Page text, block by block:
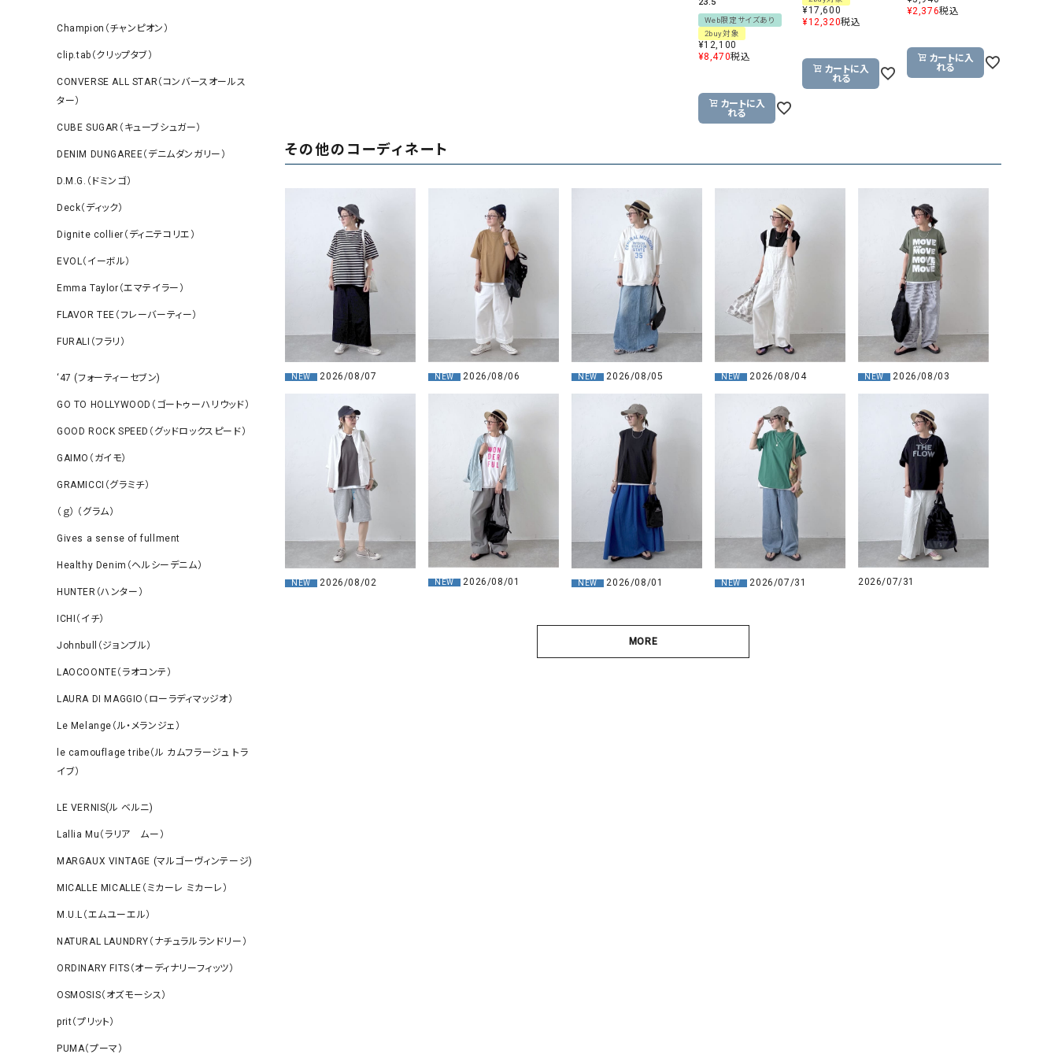
Champion（チャンピオン）
clip.tab（クリップタブ）
CONVERSE ALL STAR（コンバースオールス
ター）
CUBE SUGAR（キューブシュガー）
DENIM DUNGAREE（デニムダンガリー）
D.M.G.（ドミンゴ）
Deck（ディック）
Dignite collier（ディニテコリエ）
EVOL（イーボル）
Emma Taylor（エマテイラー）
FLAVOR TEE（フレーバーティー）
FURALI（フラリ）
‘47 (フォーティーセブン)
GO TO HOLLYWOOD（ゴートゥーハリウッド）
GOOD ROCK SPEED（グッドロックスピード）
GAIMO（ガイモ）
GRAMICCI（グラミチ）
（ｇ） （グラム）
Gives a sense of fullment
Healthy Denim（ヘルシーデニム）
HUNTER（ハンター）
ICHI（イチ）
Johnbull（ジョンブル）
LAOCOONTE（ラオコンテ）
LAURA DI MAGGIO（ローラディマッジオ）
Le Melange（ル・メランジェ）
le camouflage tribe（ル カムフラージュ トラ
イブ）
LE VERNIS(ル ベルニ)
Lallia Mu（ラリア ムー）
MARGAUX VINTAGE (マルゴーヴィンテージ)
MICALLE MICALLE（ミカーレ ミカーレ）
M.U.L（エムユーエル）
NATURAL LAUNDRY（ナチュラルランドリー）
ORDINARY FITS（オーディナリーフィッツ）
OSMOSIS（オズモーシス）
prit（プリット）
PUMA（プーマ）
Web限定サイズあり
2buy対象
¥12,100
¥8,470税込
カートに入
れる
¥17,600
¥12,320税込
カートに入
れる
¥2,376税込
カートに入
れる
その他のコーディネート
NEW 2026/08/07 NEW 2026/08/06 NEW 2026/08/05 NEW 2026/08/04 NEW 2026/08/03
NEW 2026/08/02 NEW 2026/08/01 NEW 2026/08/01 NEW 2026/07/31 2026/07/31
MORE